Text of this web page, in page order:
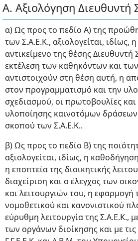
Α. Αξιολόγηση Διευθυντή
α) Ως προς το πεδίο Α) της
των Σ.Α.Ε.Κ., αξιολογείται, ιδίως,
αντικείμενο της θέσης Διευθυντή
εκτέλεση των καθηκόντων και
αντιστοιχούν στη θέση αυτή, η
στον προγραμματισμό και την
σχεδιασμού, οι πρωτοβουλίες
υλοποίησης καινοτόμων
σκοπού των Σ.Α.Ε.Κ..
β) Ως προς το πεδίο Β) της
αξιολογείται, ιδίως, η
η εποπτεία της διοικητικής
διαχείριση και ο έλεγχος των
και λειτουργιών του, η εφαρμογή
νομοθετικού και κανονιστικού
εύρυθμη λειτουργία της Σ.Α.Ε.Κ.,
των οργάνων διοίκησης και με